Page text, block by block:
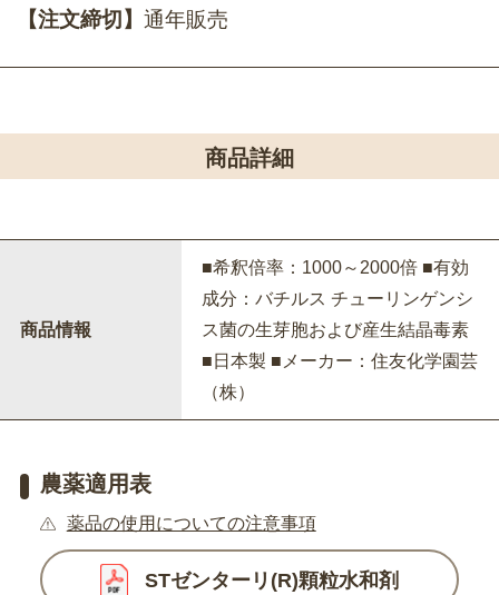
【注文締切】 通年販売
商品詳細
商品情報
■希釈倍率：1000～2000倍 ■有効
成分：バチルス チューリンゲンシ
ス菌の生芽胞および産生結晶毒素
■日本製 ■メーカー：住友化学園芸
（株）
農薬適用表
薬品の使用についての注意事項
STゼンターリ(R)顆粒水和剤